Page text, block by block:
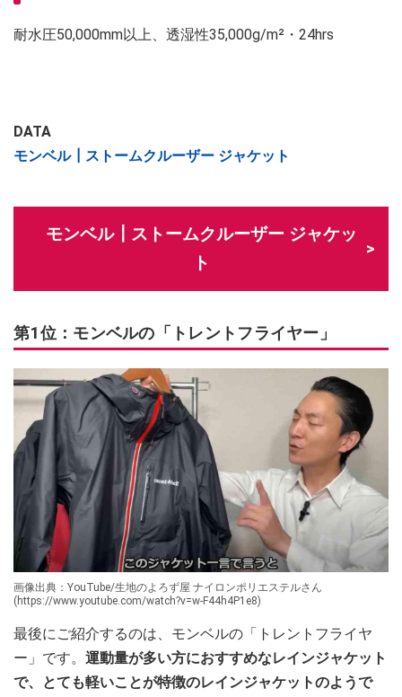
耐水圧50,000mm以上、透湿性35,000g/m²・24hrs
DATA
モンベル┃ストームクルーザー ジャケット
モンベル┃ストームクルーザー ジャケッ
ト
第1位：モンベルの「トレントフライヤー」
画像出典：YouTube/生地のよろず屋 ナイロンポリエステルさん
(https://www.youtube.com/watch?v=w-F44h4P1e8)
最後にご紹介するのは、モンベルの「トレントフライヤ
ー」です。 運動量が多い方におすすめなレインジャケット
で、とても軽いことが特徴のレインジャケットのようで